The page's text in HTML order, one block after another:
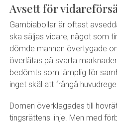
Avsett för
Gambiabollar är oftast
ska säljas vidare, något som
dömde mannen övertygade
överlåtas på svarta
bedömts som lämplig för
inget skäl att frångå
Domen överklagades till
tingsrättens linje. Men med